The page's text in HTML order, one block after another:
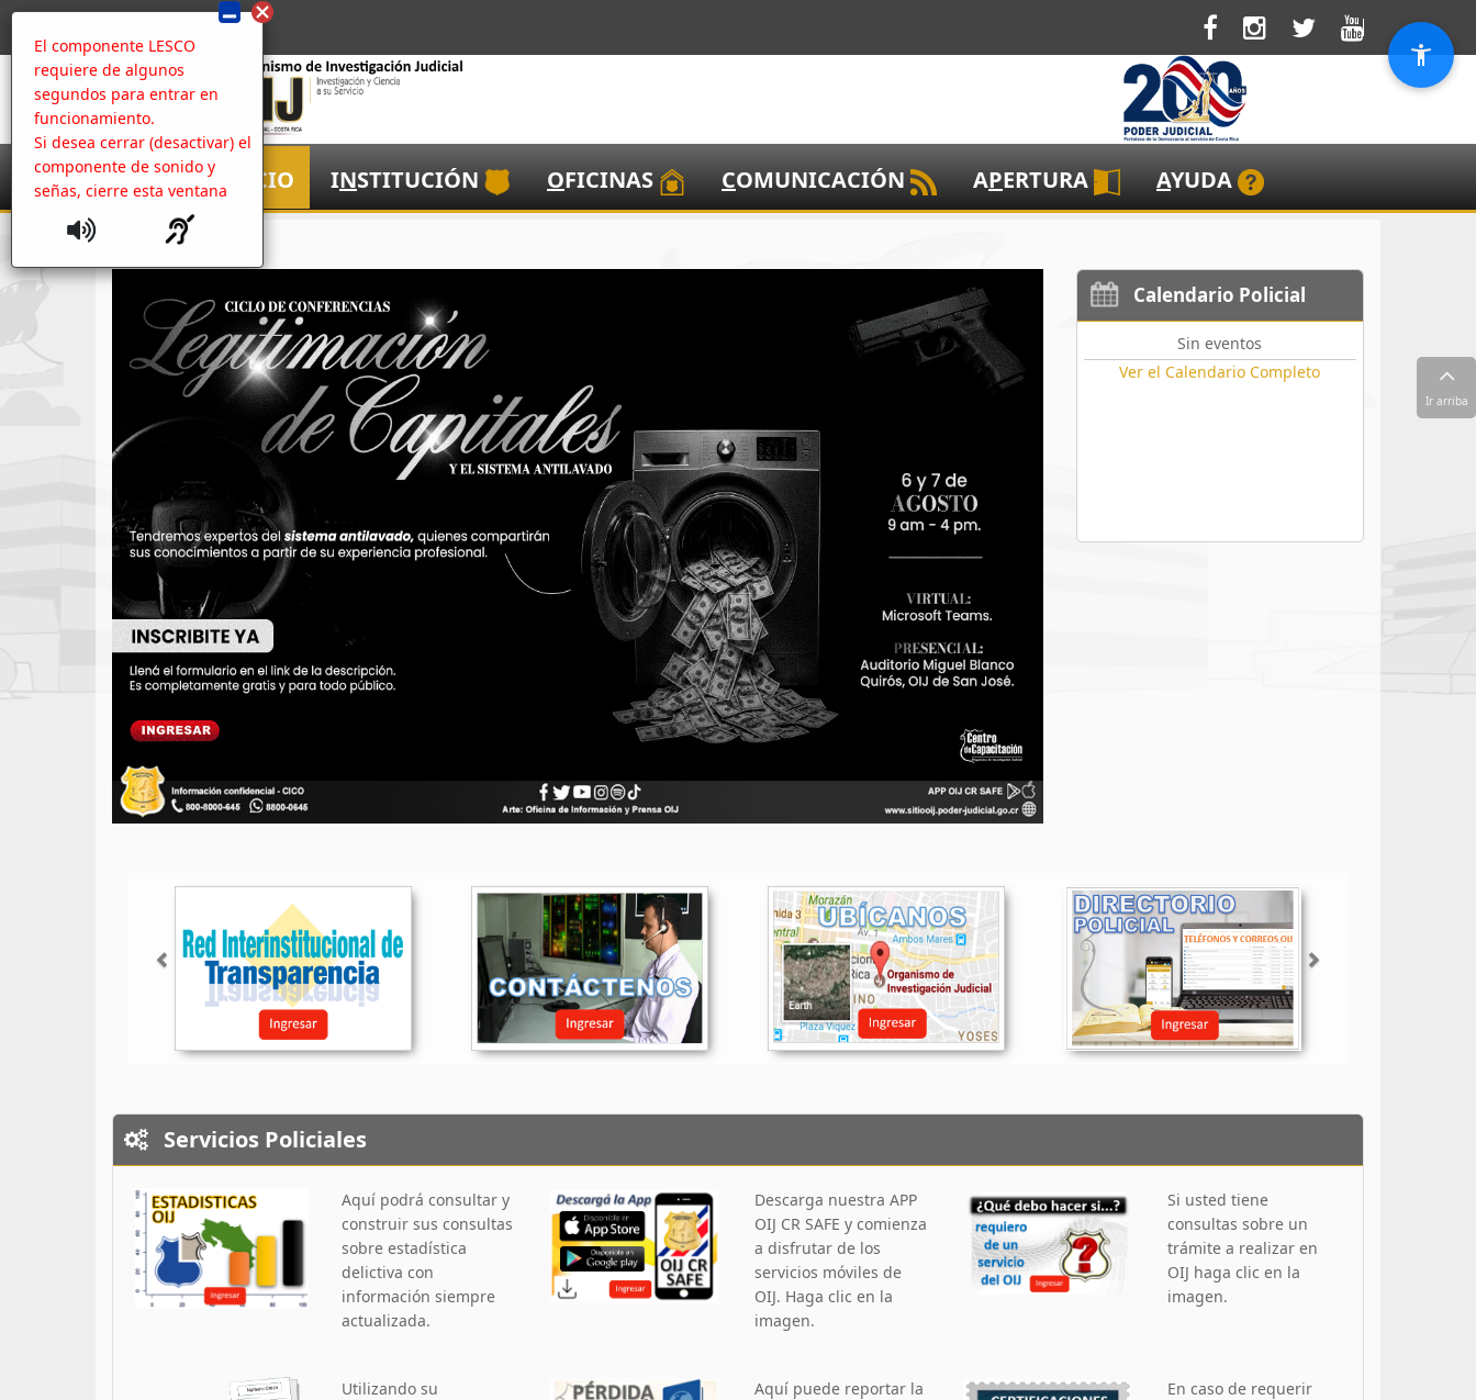
El componente LESCO
requiere de algunos
segundos para entrar en
funcionamiento.
Si desea cerrar (desactivar) el
componente de sonido y
señas, cierre esta ventana
NICIO INSTITUCIÓN OFICINAS COMUNICACIÓN APERTURA AYUDA
Calendario Policial
Sin eventos
Ver el Calendario Completo
Anterior
Servicios Policiales
Aquí podrá consultar y
construir sus consultas
sobre estadística
delictiva con
información siempre
actualizada.
Descarga nuestra APP
OIJ CR SAFE y comienza
a disfrutar de los
servicios móviles de
OIJ. Haga clic en la
imagen.
Si usted tiene
consultas sobre un
trámite a realizar en
OIJ haga clic en la
imagen.
Utilizando su
Aquí puede reportar la
En caso de requerir
Ir arriba